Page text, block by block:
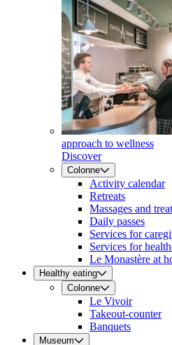
approach to wellness
Discover
Colonne
Activity calendar
Retreats
Massages and
Daily passes
Services for
Services for
Le Monastère at
Healthy eating
Colonne
Le Vivoir
Takeout-counter
Banquets
Museum